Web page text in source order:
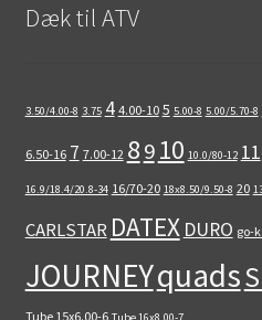
Dæk til ATV
3.50/4.00-8 3.75 4 4.00-10 5 5.00-8 5.00/5.70-8
6.50-16 7 7.00-12 89 10 10.0/80-12 11
16.9/18.4/20.8-34 16/70-20 18x8.50/9.50-8 20
CARLSTAR DATEX DURO go-
JOURNEYquads
Tube 15x6.00-6